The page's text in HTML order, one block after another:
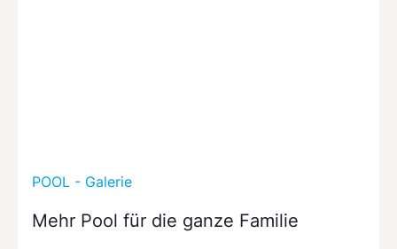
POOL - Galerie
Mehr Pool für die ganze Familie